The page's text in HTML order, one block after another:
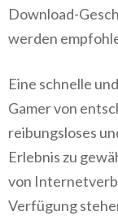
Download-
werden
Eine schnelle
Gamer von
reibungsloses
Erlebnis zu
von
Verfügung